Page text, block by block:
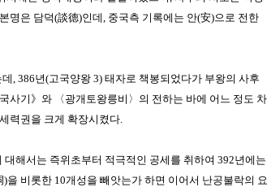
명은 담덕(談德)인데, 중국측 기록에는 안(安)으로 전한
, 386년(고국양왕 3) 태자로 책봉되었다가 부왕의 사후
사기》 와 〈광개토왕릉비〉의 전하는 바에 어느 정도 차
력권을 크게 확장시켰다.
대해서는 즉위초부터 적극적인 공세를 취하여 392년에는
비롯한 10개성을 빼앗는가 하면 이어서 난공불락의 요